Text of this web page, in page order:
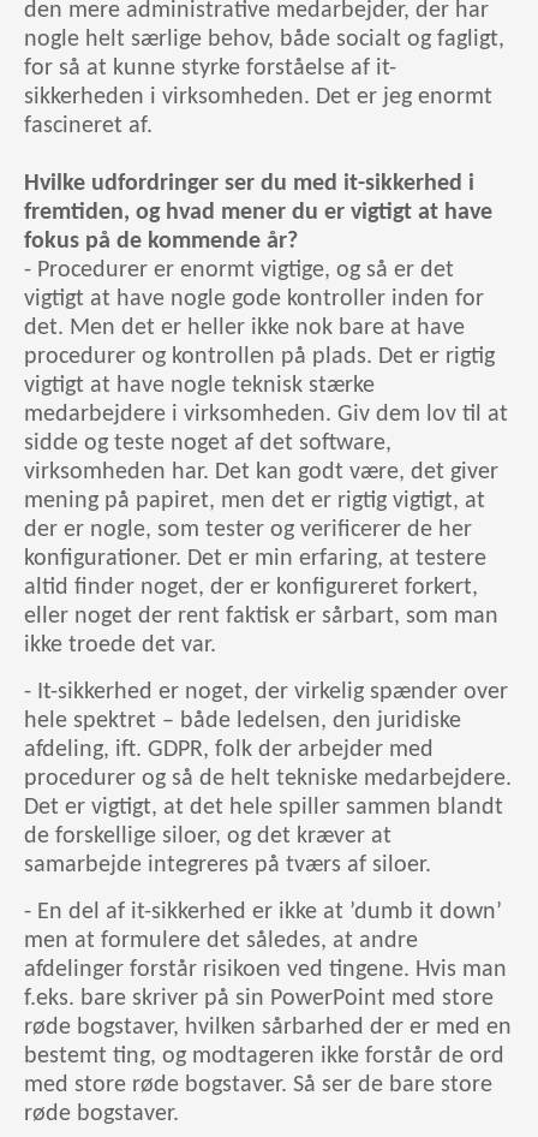
den mere administrative medarbejder, der har
nogle helt særlige behov, både socialt og fagligt,
for så at kunne styrke forståelse af it-
sikkerheden i virksomheden. Det er jeg enormt
fascineret af.
Hvilke udfordringer ser du med it-sikkerhed i
fremtiden, og hvad mener du er vigtigt at have
fokus på de kommende år?
- Procedurer er enormt vigtige, og så er det
vigtigt at have nogle gode kontroller inden for
det. Men det er heller ikke nok bare at have
procedurer og kontrollen på plads. Det er rigtig
vigtigt at have nogle teknisk stærke
medarbejdere i virksomheden. Giv dem lov til at
sidde og teste noget af det software,
virksomheden har. Det kan godt være, det giver
mening på papiret, men det er rigtig vigtigt, at
der er nogle, som tester og verificerer de her
konfigurationer. Det er min erfaring, at testere
altid finder noget, der er konfigureret forkert,
eller noget der rent faktisk er sårbart, som man
ikke troede det var.
- It-sikkerhed er noget, der virkelig spænder over
hele spektret – både ledelsen, den juridiske
afdeling, ift. GDPR, folk der arbejder med
procedurer og så de helt tekniske medarbejdere.
Det er vigtigt, at det hele spiller sammen blandt
de forskellige siloer, og det kræver at
samarbejde integreres på tværs af siloer.
- En del af it-sikkerhed er ikke at ’dumb it down’
men at formulere det således, at andre
afdelinger forstår risikoen ved tingene. Hvis man
f.eks. bare skriver på sin PowerPoint med store
røde bogstaver, hvilken sårbarhed der er med en
bestemt ting, og modtageren ikke forstår de ord
med store røde bogstaver. Så ser de bare store
røde bogstaver.